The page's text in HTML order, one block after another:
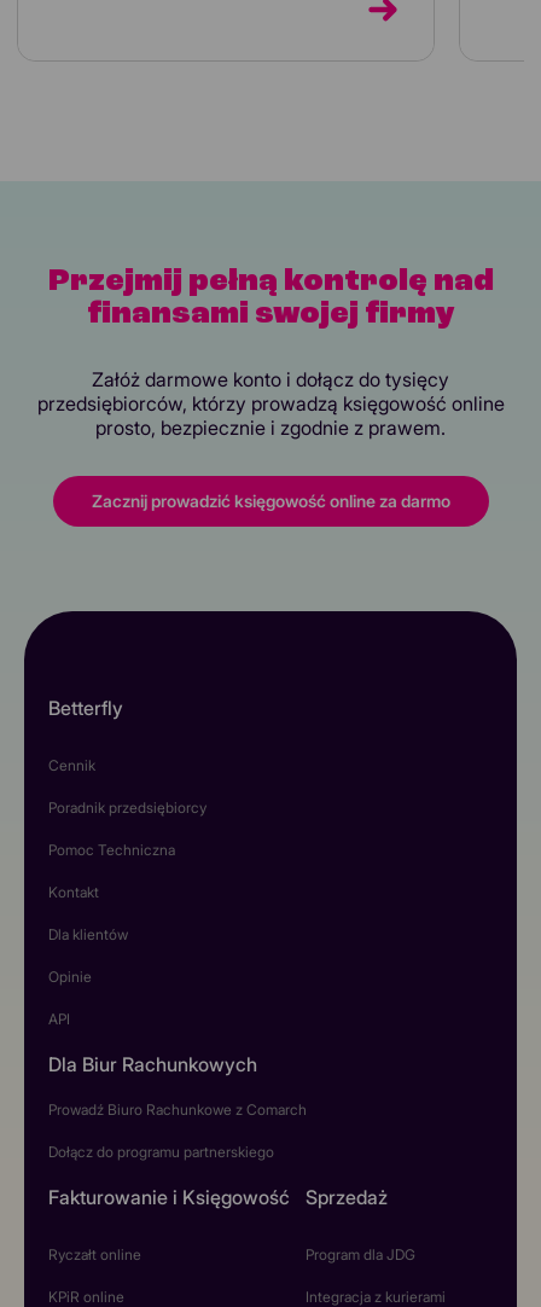
Przejmij pełną kontrolę nad
finansami swojej firmy
Załóż darmowe konto i dołącz do tysięcy
przedsiębiorców, którzy prowadzą księgowość online
prosto, bezpiecznie i zgodnie z prawem.
Zacznij prowadzić księgowość online za darmo
Betterfly
Cennik
Poradnik przedsiębiorcy
Pomoc Techniczna
Kontakt
Dla klientów
Opinie
API
Dla Biur Rachunkowych
Prowadź Biuro Rachunkowe z Comarch
Dołącz do programu partnerskiego
Fakturowanie i Księgowość
Ryczałt online
KPiR online
Sprzedaż
Program dla JDG
Integracja z kurierami